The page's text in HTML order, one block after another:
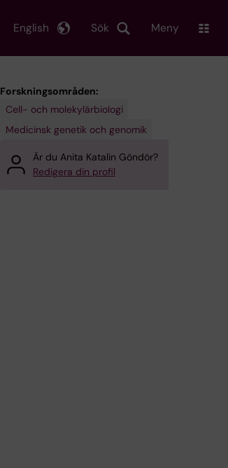
Sök
English Meny
Forskningsområden:
Cell- och molekylärbiologi
Medicinsk genetik och genomik
Är du Anita Katalin Göndör?
Redigera din profil